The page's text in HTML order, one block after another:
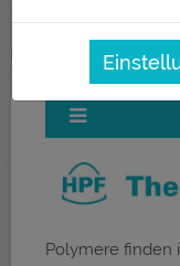
Polymere finden